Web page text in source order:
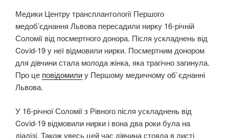
Медики Центру трансплантології Першого
медоб’єднання Львова пересадили нирку 16-річній
Соломії від посмертного донора. Після ускладнень від
Covid-19 у неї відмовили нирки. Посмертним донором
для дівчини стала молода жінка, яка трагічно загинула.
Про це повідомилиу Першому медичному об`єднанні
Львова.
У 16-річної Соломії з Рівного після ускладнень від
Covid-19 відмовили нирки і вона два роки була на
діалізі. Також увесь цей час дівчина стояла в листі